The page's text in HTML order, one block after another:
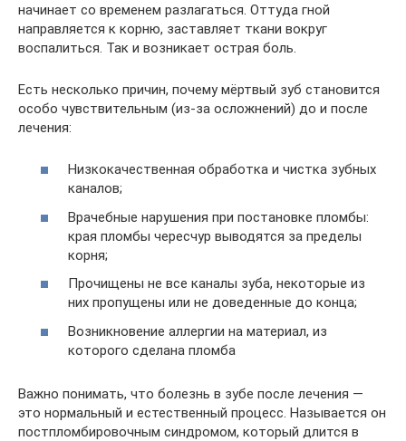
начинает со временем разлагаться. Оттуда гной
направляется к корню, заставляет ткани вокруг
воспалиться. Так и возникает острая боль.
Есть несколько причин, почему мёртвый зуб становится
особо чувствительным (из-за осложнений) до и после
лечения:
Низкокачественная обработка и чистка зубных
каналов;
Врачебные нарушения при постановке пломбы:
края пломбы чересчур выводятся за пределы
корня;
Прочищены не все каналы зуба, некоторые из
них пропущены или не доведенные до конца;
Возникновение аллергии на материал, из
которого сделана пломба
Важно понимать, что болезнь в зубе после лечения —
это нормальный и естественный процесс. Называется он
постпломбировочным синдромом, который длится в